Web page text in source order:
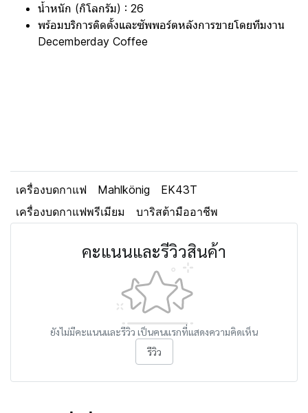
น้ำหนัก (กิโลกรัม) : 26
พร้อมบริการติดตั้งและซัพพอร์ตหลังการขายโดยทีมงาน
Decemberday Coffee
เครื่องบดกาแฟ Mahlkönig
EK43T
เครื่องบดกาแฟพรีเมียม
บาริสต้ามืออาชีพ
คะแนนและรีวิวสินค้า
ยังไม่มีคะแนนและรีวิว เป็นคนแรกที่แสดงความคิดเห็น
รีวิว